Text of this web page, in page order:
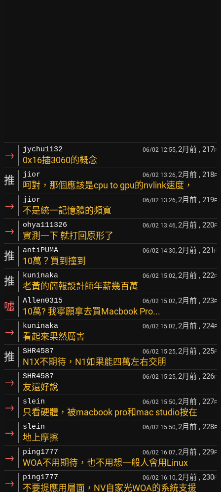
→ jychu1132 06/02 12:55, 2月前 , 217F
0x16插3060的概念
推 jior 06/02 13:26, 2月前 , 218F
呵對，那個應該是cpu to gpu的nvlink速度，
→ jior 06/02 13:26, 2月前 , 219F
不是統一記憶體的頻寬
→ ohya111326 06/02 13:46, 2月前 , 220F
實測一下 就打回原形了
推 antiPUMA 06/02 14:30, 2月前 , 221 F
10萬？買到撞到
推 kuninaka 06/02 15:02, 2月前 , 222F
老黃的簡報設計師年薪幾百萬
噓 Allen0315 06/02 15:02, 2月前 , 223F
10萬? 我寧願拿去買Macbook Pro...
→ kuninaka 06/02 15:02, 2月前 , 224F
看起來果然厲害
推 SHR4587 06/02 15:25, 2月前 , 225F
N1X不期待，N1如果能四萬左右交朋
→ SHR4587 06/02 15:25, 2月前 , 226F
友還好說
→ slein 06/02 15:50, 2月前 , 227F
只看硬體，被macbook pro和mac studio按在
→ slein 06/02 15:50, 2月前 , 228F
地上摩擦
→ ping1777 06/02 16:07, 2月前 , 229F
WOA不用期待，也不用想一般人會用Linux
→ ping1777 06/02 16:10, 2月前 , 230F
不要提應用層面，NV自家光WOA的系統支援